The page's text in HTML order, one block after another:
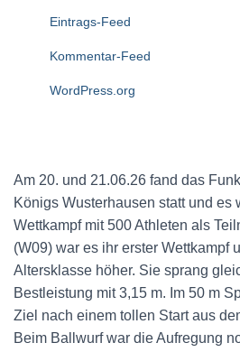
Eintrags-Feed
Kommentar-Feed
WordPress.org
Am 20. und 21.06.26 fand das
Königs Wusterhausen statt und es
Wettkampf mit 500 Athleten als
(W09) war es ihr erster Wettkampf
Altersklasse höher. Sie sprang
Bestleistung mit 3,15 m. Im 50 m
Ziel nach einem tollen Start aus
Beim Ballwurf war die Aufregung